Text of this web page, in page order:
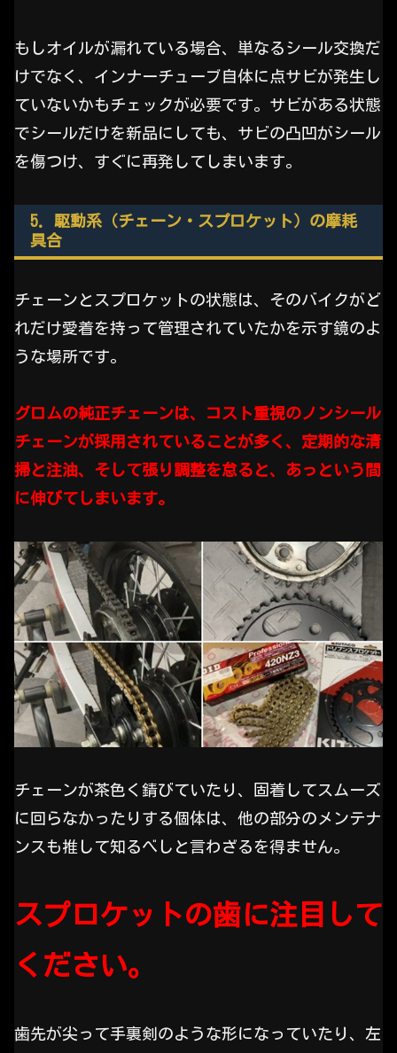
もしオイルが漏れている場合、単なるシール交換だ
けでなく、インナーチューブ自体に点サビが発生し
ていないかもチェックが必要です。サビがある状態
でシールだけを新品にしても、サビの凸凹がシール
を傷つけ、すぐに再発してしまいます。
5. 駆動系（チェーン・スプロケット）の摩耗
具合
チェーンとスプロケットの状態は、そのバイクがど
れだけ愛着を持って管理されていたかを示す鏡のよ
うな場所です。
グロムの純正チェーンは、コスト重視のノンシール
チェーンが採用されていることが多く、定期的な清
掃と注油、そして張り調整を怠ると、あっという間
に伸びてしまいます。
チェーンが茶色く錆びていたり、固着してスムーズ
に回らなかったりする個体は、他の部分のメンテナ
ンスも推して知るべしと言わざるを得ません。
スプロケットの歯に注目して
ください。
歯先が尖って手裏剣のような形になっていたり、左